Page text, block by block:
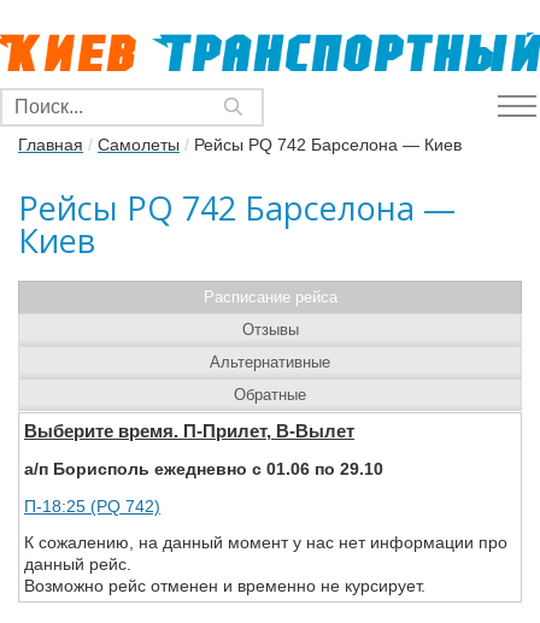
Главная / Самолеты / Рейсы PQ 742 Барселона — Киев
Рейсы PQ 742 Барселона —
Киев
Расписание рейса
Выберите время. П-Прилет, В-Вылет
а/п Борисполь ежедневно с 01.06 по 29.10
П-18:25 (PQ 742)
К сожалению, на данный момент у нас нет информации про
данный рейс.
Возможно рейс отменен и временно не курсирует.
Отзывы
Альтернативные
Обратные